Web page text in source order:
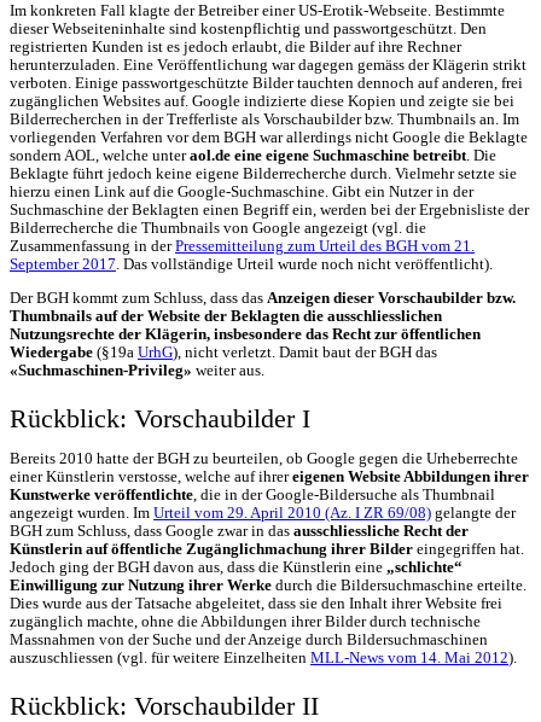
Im konkreten Fall klagte der Betreiber einer US-Erotik-Webseite. Bestimmte
dieser Webseiteninhalte sind kostenpflichtig und passwortgeschützt. Den
registrierten Kunden ist es jedoch erlaubt, die Bilder auf ihre Rechner
herunterzuladen. Eine Veröffentlichung war dagegen gemäss der Klägerin strikt
verboten. Einige passwortgeschützte Bilder tauchten dennoch auf anderen, frei
zugänglichen Websites auf. Google indizierte diese Kopien und zeigte sie bei
Bilderrecherchen in der Trefferliste als Vorschaubilder bzw. Thumbnails an. Im
vorliegenden Verfahren vor dem BGH war allerdings nicht Google die Beklagte
sondern AOL, welche unteraol.de eine eigene Suchmaschine betreibt. Die
Beklagte führt jedoch keine eigene Bilderrecherche durch. Vielmehr setzte sie
hierzu einen Link auf die Google-Suchmaschine. Gibt ein Nutzer in der
Suchmaschine der Beklagten einen Begriff ein, werden bei der Ergebnisliste der
Bilderrecherche die Thumbnails von Google angezeigt (vgl. die
Zusammenfassung in derPressemitteilung zum Urteil des BGH vom 21.
September 2017. Das vollständige Urteil wurde noch nicht veröffentlicht).
Der BGH kommt zum Schluss, dass das Anzeigen dieser Vorschaubilder bzw.
Thumbnails auf der Website der Beklagten die ausschliesslichen
Nutzungsrechte der Klägerin, insbesondere das Recht zur öffentlichen
Wiedergabe (§19a UrhG), nicht verletzt. Damit baut der BGH das
«Suchmaschinen-Privileg» weiter aus.
Rückblick: Vorschaubilder I
Bereits 2010 hatte der BGH zu beurteilen, ob Google gegen die Urheberrechte
einer Künstlerin verstosse, welche auf ihrereigenen Website Abbildungen ihrer
Kunstwerke veröffentlichte , die in der Google-Bildersuche als Thumbnail
angezeigt wurden. Im Urteil vom 29. April 2010 (Az. I ZR 69/08) gelangte der
BGH zum Schluss, dass Google zwar in das ausschliessliche Recht der
Künstlerin auf öffentliche Zugänglichmachung ihrer Bilder eingegriffen hat.
Jedoch ging der BGH davon aus, dass die Künstlerin eine „schlichte“
Einwilligung zur Nutzung ihrer Werke durch die Bildersuchmaschine erteilte.
Dies wurde aus der Tatsache abgeleitet, dass sie den Inhalt ihrer Website frei
zugänglich machte, ohne die Abbildungen ihrer Bilder durch technische
Massnahmen von der Suche und der Anzeige durch Bildersuchmaschinen
auszuschliessen (vgl. für weitere Einzelheiten MLL-News vom 14. Mai 2012).
Rückblick: Vorschaubilder II